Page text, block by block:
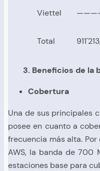
Viettel
Total
3. Beneficios de la
Cobertura
Una de sus principales
posee en cuanto a
frecuencia más alta.
AWS, la banda de 700
estaciones base para